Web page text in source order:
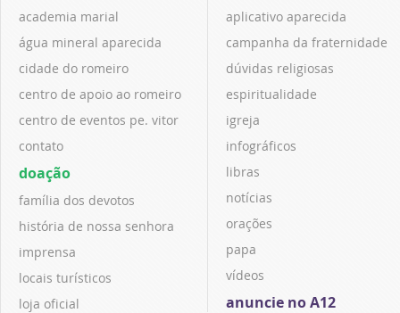
academia marial
água mineral aparecida
cidade do romeiro
centro de apoio ao romeiro
centro de eventos pe. vitor
contato
doação
família dos devotos
história de nossa senhora
imprensa
locais turísticos
loja oficial
aplicativo aparecida
campanha da fraternidade
dúvidas religiosas
espiritualidade
igreja
infográficos
libras
notícias
orações
papa
vídeos
anuncie no A12